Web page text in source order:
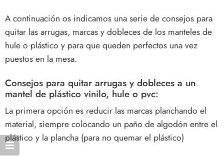
A continuación os indicamos una serie de consejos para
quitar las arrugas, marcas y dobleces de los manteles de
hule o plástico y para que queden perfectos una vez
puestos en la mesa.
Consejos para quitar arrugas y dobleces a un
mantel de plástico vinilo, hule o pvc:
La primera opción es reducir las marcas planchando el
material, siempre colocando un paño de algodón entre el
plástico y la plancha (para no quemar el plástico)